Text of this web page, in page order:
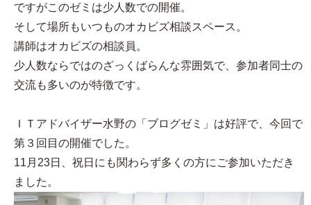
ですがこのゼミは少人数での開催。
そして場所もいつものオカビズ相談スペース。
講師はオカビズの相談員。
少人数ならではのざっくばらんな雰囲気で、参加者同士の
交流も多いのが特徴です。
ＩＴアドバイザー水野の「ブログゼミ」は好評で、今回で
第３回目の開催でした。
11月23日、祝日にも関わらず多くの方にご参加いただき
ました。